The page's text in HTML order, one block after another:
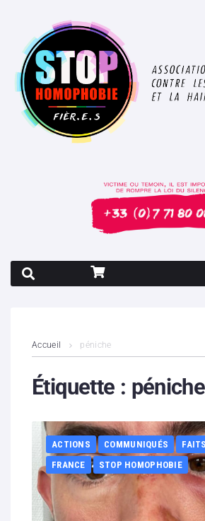
Contenus litigieux
Boutique
Partenaires
Contacts
Accueil péniche
Étiquette : péniche
ACTIONS COMMUNIQUÉS
FRANCE
STOP HOMOPHOBIE